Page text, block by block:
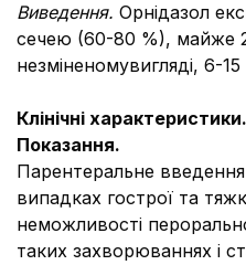
Виведення. Орнідазол
сечею (60-80 %), майже
незміненомувигляді, 6-
Клінічні характеристики.
Показання.
Парентеральне
випадках гострої та
неможливості
таких захворюваннях і